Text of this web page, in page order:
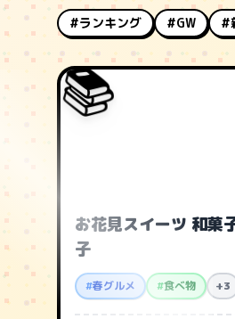
#ランキング #GW #
📚
お花見スイーツ 和菓
子
#春グルメ #食べ物 +3